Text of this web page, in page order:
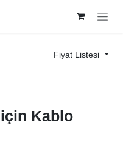
Fiyat Listesi
için Kablo